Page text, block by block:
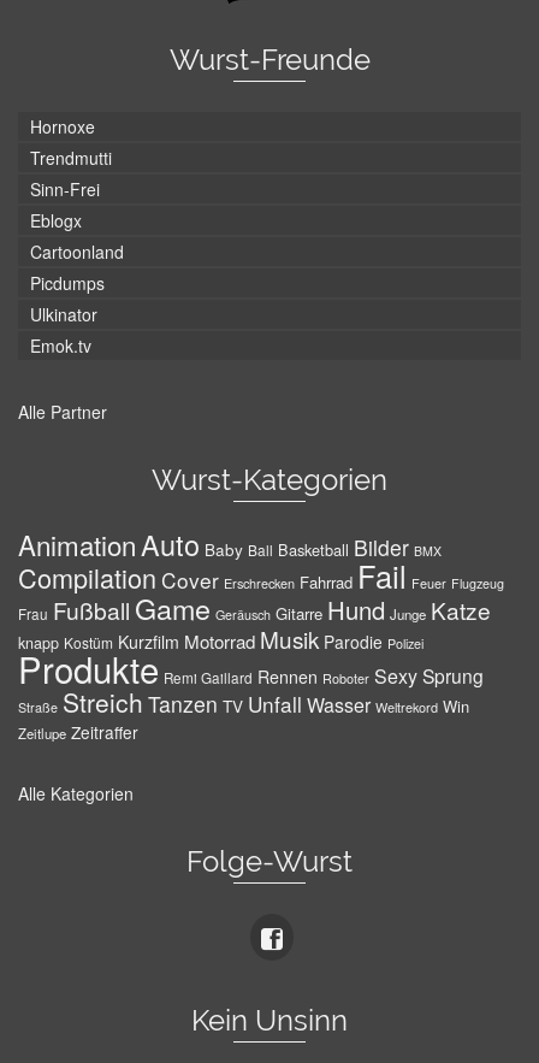
Wurst-Freunde
Hornoxe
Trendmutti
Sinn-Frei
Eblogx
Cartoonland
Picdumps
Ulkinator
Emok.tv
Alle Partner
Wurst-Kategorien
AnimationAuto Baby Ball Basketball Bilder BMX
Compilation Cover Erschrecken Fahrrad Fail Feuer Flugzeug
Frau Fußball Game Geräusch Gitarre Hund Junge Katze
knapp Kostüm Kurzfilm Motorrad Musik Parodie Polizei
Produkte Remi Gaillard Rennen Roboter SexySprung
Straße Streich Tanzen TV Unfall Wasser Weltrekord Win
Zeitlupe Zeitraffer
Alle Kategorien
Folge-Wurst
Kein Unsinn